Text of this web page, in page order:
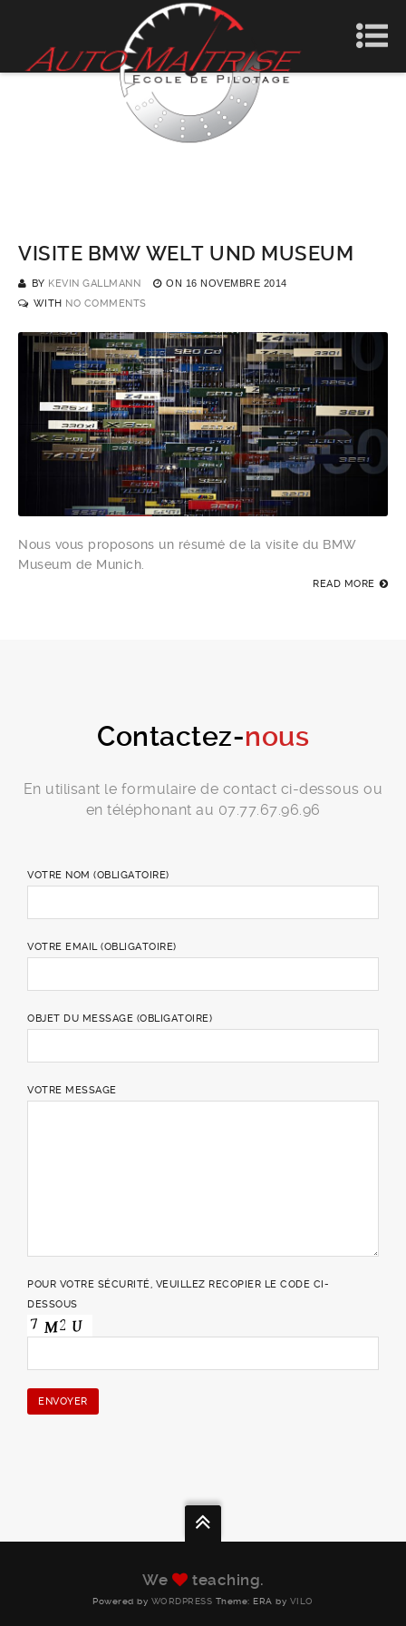
VISITE BMW WELT UND MUSEUM
BY KEVIN GALLMANN ON 16 NOVEMBRE 2014
WITH NO COMMENTS
Nous vous proposons un résumé de la visite du BMW
Museum de Munich.
READ MORE
Contactez-nous
En utilisant le formulaire de contact ci-dessous ou
en téléphonant au 07.77.67.96.96
VOTRE NOM (OBLIGATOIRE)
VOTRE EMAIL (OBLIGATOIRE)
OBJET DU MESSAGE (OBLIGATOIRE)
VOTRE MESSAGE
POUR VOTRE SÉCURITÉ, VEUILLEZ RECOPIER LE CODE CI-
DESSOUS
We teaching.
Powered by WORDPRESS Theme: ERA by VILO